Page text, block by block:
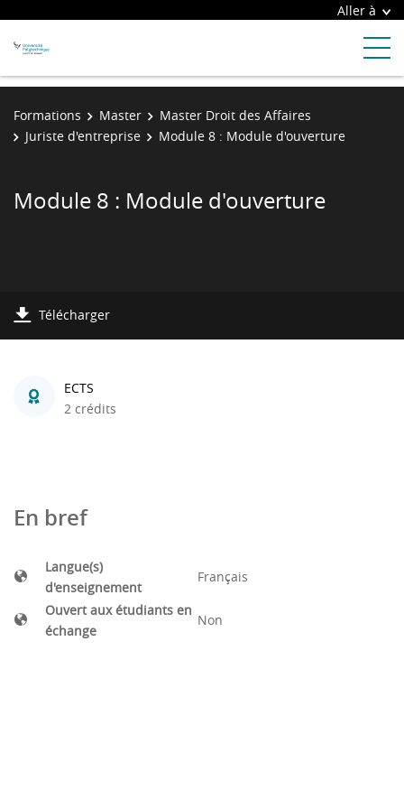
Aller à
Formations Master
Master Droit des Affaires
Juriste d'entreprise
Module 8 : Module d'ouverture
Module 8 : Module d'ouverture
Télécharger
ECTS
2 crédits
En bref
Langue(s)
d'enseignement
Français
Ouvert aux étudiants en
échange
Non